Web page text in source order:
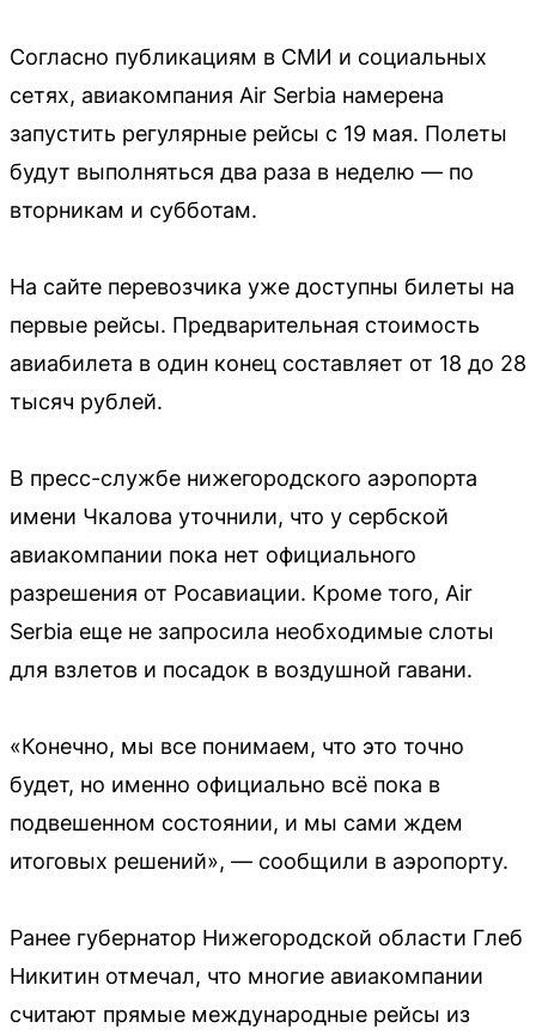
Согласно публикациям в СМИ и социальных
сетях, авиакомпания Air Serbia намерена
запустить регулярные рейсы с 19 мая. Полеты
будут выполняться два раза в неделю — по
вторникам и субботам.
На сайте перевозчика уже доступны билеты на
первые рейсы. Предварительная стоимость
авиабилета в один конец составляет от 18 до 28
тысяч рублей.
В пресс-службе нижегородского аэропорта
имени Чкалова уточнили, что у сербской
авиакомпании пока нет официального
разрешения от Росавиации. Кроме того, Air
Serbia еще не запросила необходимые слоты
для взлетов и посадок в воздушной гавани.
«Конечно, мы все понимаем, что это точно
будет, но именно официально всё пока в
подвешенном состоянии, и мы сами ждем
итоговых решений», — сообщили в аэропорту.
Ранее губернатор Нижегородской области Глеб
Никитин отмечал, что многие авиакомпании
считают прямые международные рейсы из